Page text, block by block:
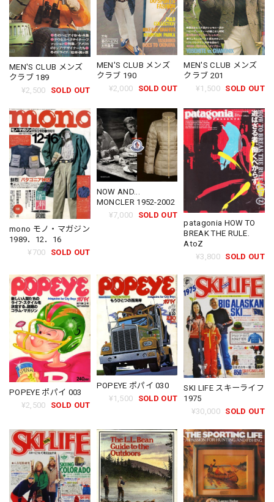
MEN'S CLUB メンズ
クラブ 189
¥2,500
SOLD OUT
MEN'S CLUB メンズ
クラブ 190
¥2,000
SOLD OUT
MEN'S CLUB メンズ
クラブ 201
¥1,500 SOLD OUT
mono モノ・マガジン
1989．12．16
¥700
SOLD OUT
NOW AND...
MONCLER 1952-2002
¥7,000
SOLD OUT
patagonia HOW TO
BREAK THE RULE.
AtoZ
¥3,800 SOLD OUT
POPEYE ポパイ 003
¥2,500
SOLD OUT
POPEYE ポパイ 030
¥1,500
SOLD OUT
SKI LIFE スキーライフ
1975
¥30,000 SOLD OUT